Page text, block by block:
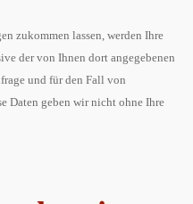
zukommen lassen, werden Ihre
der von Ihnen dort angegebenen
und für den Fall von
Daten geben wir nicht ohne Ihre